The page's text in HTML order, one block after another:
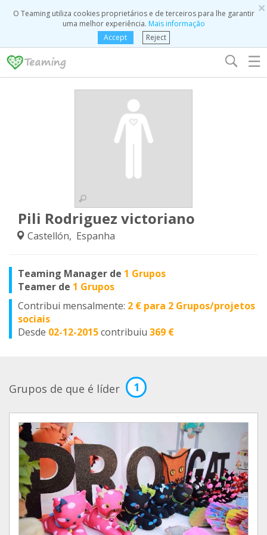
×
O Teaming utiliza cookies proprietários e de terceiros para lhe garantir
uma melhor experiência. Mais informação
Accept
Reject
☰
Pili Rodriguez victoriano
Castellón, Espanha
Teaming Manager de 1 Grupos
Teamer de 1 Grupos
Contribui mensalmente: 2 € para 2 Grupos/projetos
sociais
Desde 02-12-2015contribuiu 369 €
Grupos de que é líder 1